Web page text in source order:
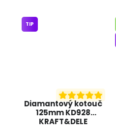
Diamantový kotouč
125mm KD928
KRAFT&DELE
TIP